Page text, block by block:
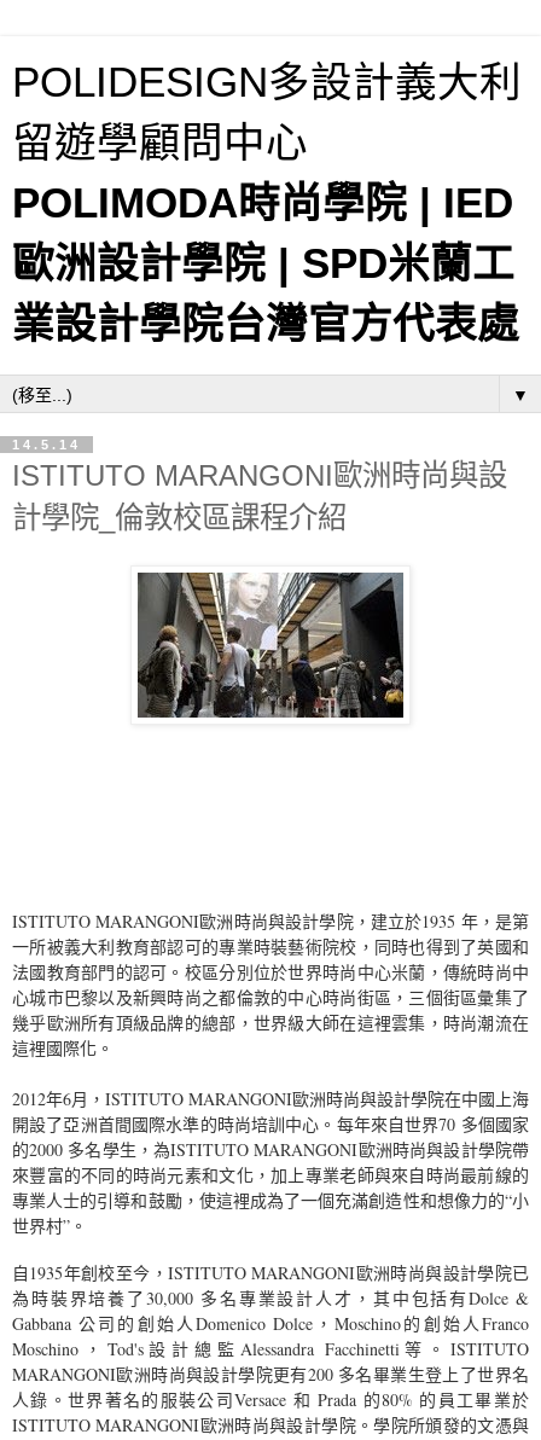
POLIDESIGN多設計義大利
留遊學顧問中心
POLIMODA時尚學院 | IED
歐洲設計學院 | SPD米蘭工
業設計學院台灣官方代表處
▼
14.5.14
ISTITUTO MARANGONI歐洲時尚與設
計學院_倫敦校區課程介紹
ISTITUTO MARANGONI歐洲時尚與設計學院，建立於1935 年，是第
一所被義大利教育部認可的專業時裝藝術院校，同時也得到了英國和
法國教育部門的認可。校區分別位於世界時尚中心米蘭，傳統時尚中
心城市巴黎以及新興時尚之都倫敦的中心時尚街區，三個街區彙集了
幾乎歐洲所有頂級品牌的總部，世界級大師在這裡雲集，時尚潮流在
這裡國際化。
2012年6月，ISTITUTO MARANGONI歐洲時尚與設計學院在中國上海
開設了亞洲首間國際水準的時尚培訓中心。每年來自世界70 多個國家
的2000 多名學生，為ISTITUTO MARANGONI歐洲時尚與設計學院帶
來豐富的不同的時尚元素和文化，加上專業老師與來自時尚最前線的
專業人士的引導和鼓勵，使這裡成為了一個充滿創造性和想像力的“小
世界村”。
自1935年創校至今，ISTITUTO MARANGONI歐洲時尚與設計學院已
為時裝界培養了30,000 多名專業設計人才，其中包括有Dolce &
Gabbana 公司的創始人Domenico Dolce，Moschino的創始人Franco
Moschino，Tod's設計總監Alessandra Facchinetti等。ISTITUTO
MARANGONI歐洲時尚與設計學院更有200 多名畢業生登上了世界名
人錄。世界著名的服裝公司Versace 和 Prada 的80% 的員工畢業於
ISTITUTO MARANGONI歐洲時尚與設計學院。學院所頒發的文憑與